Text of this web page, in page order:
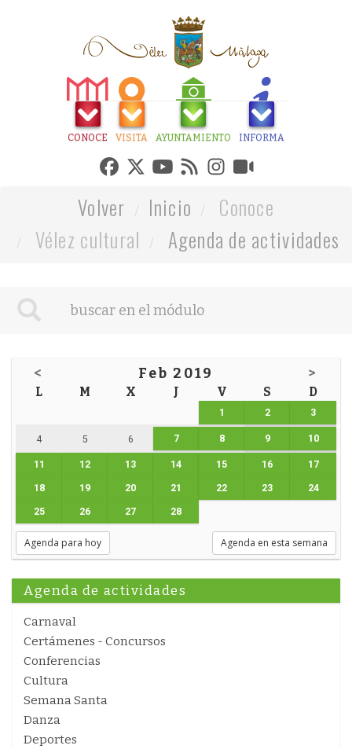
CONOCE VISITA AYUNTAMIENTO INFORMA
Volver Inicio
Conoce
Vélez cultural
Agenda de actividades
< Feb 2019 >
L M X J V S D
1 2 3
4 5 6 7 8 9 10
11 12 13 14 15 16 17
18 19 20 21 22 23 24
25 26 27 28
Agenda para hoy Agenda en esta semana
Agenda de actividades
Carnaval
Certámenes - Concursos
Conferencias
Cultura
Semana Santa
Danza
Deportes